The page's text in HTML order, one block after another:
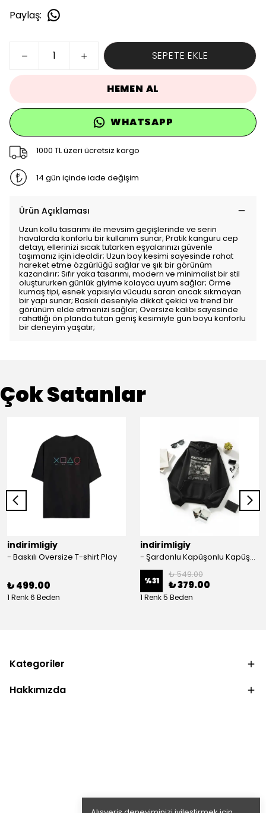
Paylaş:
SEPETE EKLE
HEMEN AL
WHATSAPP
1000 TL üzeri ücretsiz kargo
14 gün içinde iade değişim
Ürün Açıklaması
Uzun kollu tasarımı ile mevsim geçişlerinde ve serin
havalarda konforlu bir kullanım sunar; Pratik kanguru cep
detayı, ellerinizi sıcak tutarken eşyalarınızı güvenle
taşımanız için idealdir; Uzun boy kesimi sayesinde rahat
hareket etme özgürlüğü sağlar ve şık bir görünüm
kazandırır; Sıfır yaka tasarımı, modern ve minimalist bir stil
oluştururken günlük giyime kolayca uyum sağlar; Örme
kumaş tipi, esnek yapısıyla vücudu saran ancak sıkmayan
bir yapı sunar; Baskılı deseniyle dikkat çekici ve trend bir
görünüm elde etmenizi sağlar; Oversize kalıbı sayesinde
rahatlığı ön planda tutan geniş kesimiyle gün boyu konforlu
bir deneyim yaşatır;
Çok Satanlar
indirimligiy
- Baskılı Oversize T-shirt Play
₺ 499.00
1 Renk 6 Beden
indirimligiy
- Şardonlu Kapüşonlu Kapüşonlu Kanguru Cep Oversize Lastik Paça Sweatshirt Takimi
%31
₺ 549.00
₺ 379.00
1 Renk 5 Beden
Kategoriler
Hakkımızda